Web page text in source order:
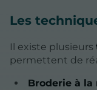
Les
Il existe plusieurs
permettent de
Broderie à la